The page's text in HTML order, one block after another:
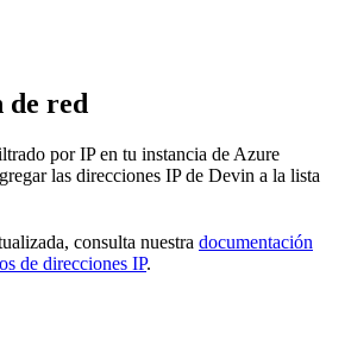
de red
por IP en tu instancia de Azure
las direcciones IP de Devin a la lista
consulta nuestra documentación
de direcciones IP.